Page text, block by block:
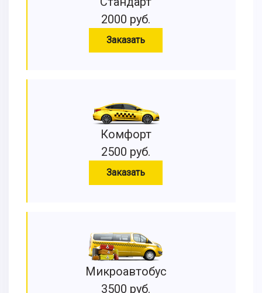
2000 руб.
Заказать
Комфорт
2500 руб.
Заказать
Микроавтобус
3500 руб.